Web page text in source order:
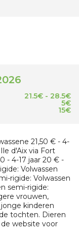
21.5€ - 28.5€
5€
15€
21,50 € - 4-
d'Aix via Fort
- 4-17 jaar 20 € -
Volwassen
rigide: Volwassen
semi-rigide:
vrouwen,
kinderen
tochten. Dieren
website voor